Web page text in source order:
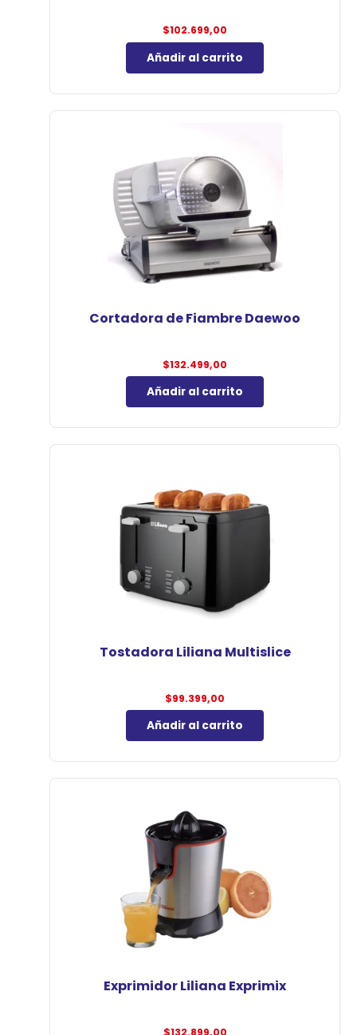
$102.699,00
Añadir al carrito
Cortadora de Fiambre Daewoo
$132.499,00
Añadir al carrito
Tostadora Liliana Multislice
$99.399,00
Añadir al carrito
Exprimidor Liliana Exprimix
$132.899,00